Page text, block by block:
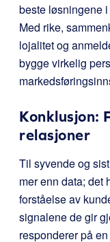
beste løsningene
Med rike,
lojalitet og
bygge virkelig
Konklusjon:
relasjoner
Til syvende og
mer enn data; det
forståelse av
signalene de gir
responderer på